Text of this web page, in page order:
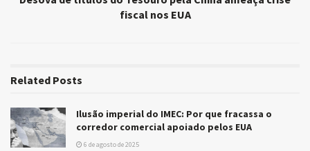
fiscal nos EUA
Related Posts
Ilusão imperial do IMEC: Por que fracassa o
corredor comercial apoiado pelos EUA
6 de agosto de 2025